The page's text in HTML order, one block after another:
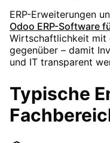
ERP-Erweiterungen
Odoo ERP-Software
Wirtschaftlichkeit mit
gegenüber – damit
und IT transparent
Typische